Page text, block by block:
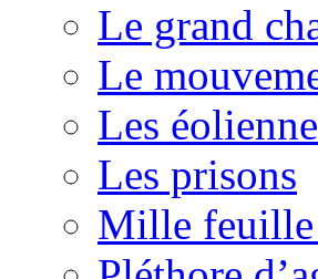
Le grand
Le
Les
Les prisons
Mille